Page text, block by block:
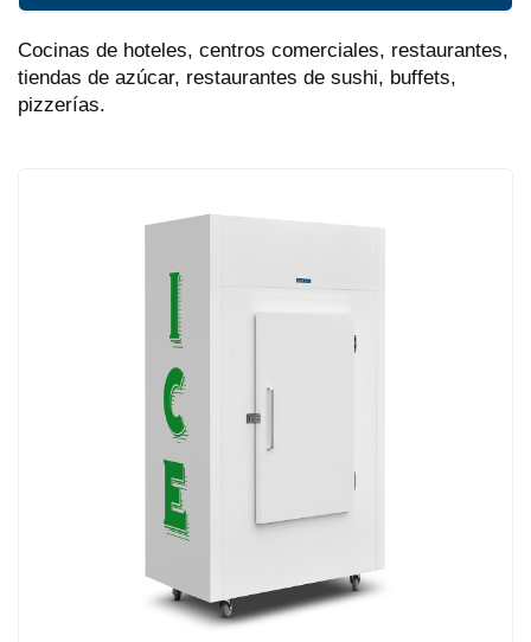
Cocinas de hoteles, centros comerciales, restaurantes,
tiendas de azúcar, restaurantes de sushi, buffets,
pizzerías.